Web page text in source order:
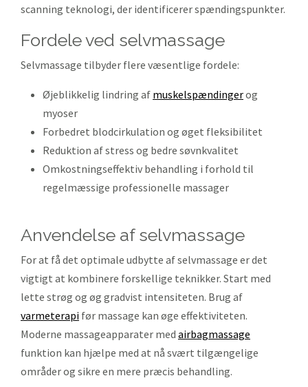
scanning teknologi, der identificerer spændingspunkter.
fordele ved selvmassage
Selvmassage tilbyder flere væsentlige fordele:
Øjeblikkelig lindring af muskelspændingerog
myoser
Forbedret blodcirkulation og øget fleksibilitet
Reduktion af stress og bedre søvnkvalitet
Omkostningseffektiv behandling i forhold til
regelmæssige professionelle massager
anvendelse af selvmassage
For at få det optimale udbytte af selvmassage er det
vigtigt at kombinere forskellige teknikker. Start med
lette strøg og øg gradvist intensiteten. Brug af
varmeterapi før massage kan øge effektiviteten.
Moderne massageapparater med airbagmassage
funktion kan hjælpe med at nå svært tilgængelige
områder og sikre en mere præcis behandling.